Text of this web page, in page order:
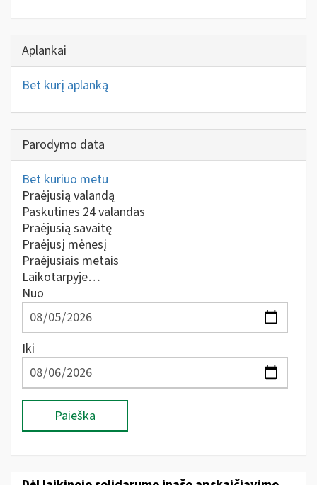
Aplankai
Bet kurį aplanką
Parodymo data
Bet kuriuo metu
Praėjusią valandą
Paskutines 24 valandas
Praėjusią savaitę
Praėjusį mėnesį
Praėjusiais metais
Laikotarpyje…
Nuo
Iki
Paieška